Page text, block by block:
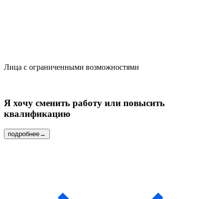
Лица с ограниченными возможностями
Я хочу сменить работу или повысить
квалификацию
подробнее→